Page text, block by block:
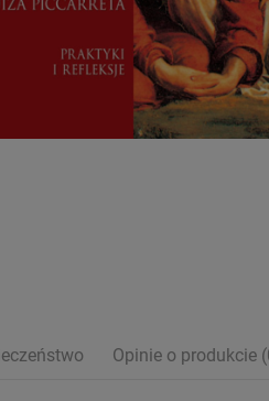
Opinie o produkcie